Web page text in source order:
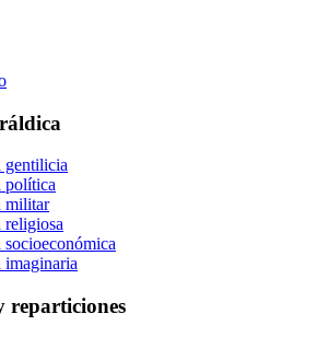
gentilicia
política
militar
religiosa
socioeconómica
imaginaria
reparticiones